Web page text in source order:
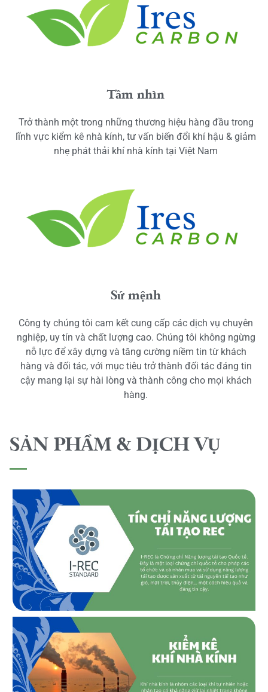
Tầm nhìn
Trở thành một trong những thương hiệu hàng đầu trong
lĩnh vực kiểm kê nhà kính, tư vấn biến đổi khí hậu & giảm
nhẹ phát thải khí nhà kính tại Việt Nam
Sứ mệnh
Công ty chúng tôi cam kết cung cấp các dịch vụ chuyên
nghiệp, uy tín và chất lượng cao. Chúng tôi không ngừng
nỗ lực để xây dựng và tăng cường niềm tin từ khách
hàng và đối tác, với mục tiêu trở thành đối tác đáng tin
cậy mang lại sự hài lòng và thành công cho mọi khách
hàng.
SẢN PHẨM & DỊCH VỤ